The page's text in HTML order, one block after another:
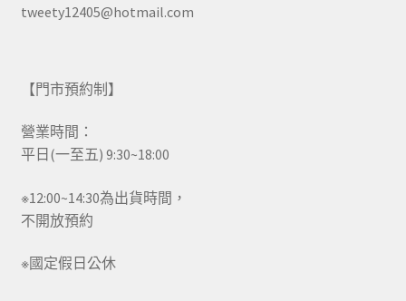
tweety12405@hotmail.com
【門市預約制】
營業時間：
平日(一至五) 9:30~18:00
※12:00~14:30為出貨時間，
不開放預約
※國定假日公休